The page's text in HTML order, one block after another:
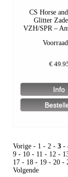
CS Horse
Glitter
VZH/SPR –
€
Vorige - 1 - 2 - 3 -
9 - 10 - 11 - 12 -
17 - 18 - 19 - 20 -
Volgende